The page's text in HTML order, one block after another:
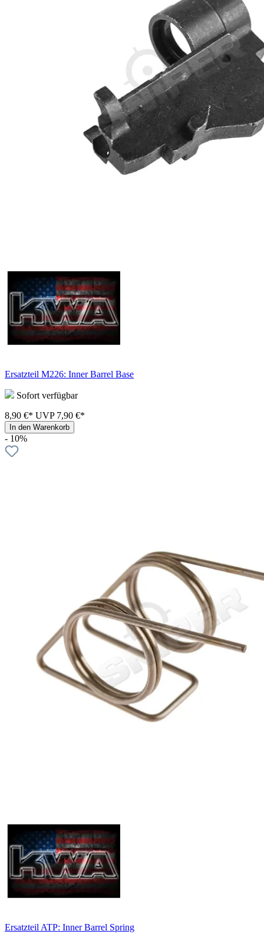
Ersatzteil M226: Inner Barrel Base
Sofort verfügbar
8,90 €* UVP 7,90 €*
In den Warenkorb
- 10%
Ersatzteil ATP: Inner Barrel Spring